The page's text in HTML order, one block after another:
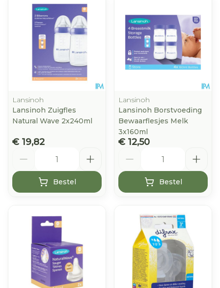
Lansinoh
Lansinoh Zuigfles
Natural Wave 2x240ml
€ 19,82
Bestel
Lansinoh
Lansinoh Borstvoeding
Bewaarflesjes Melk
3x160ml
€ 12,50
Bestel